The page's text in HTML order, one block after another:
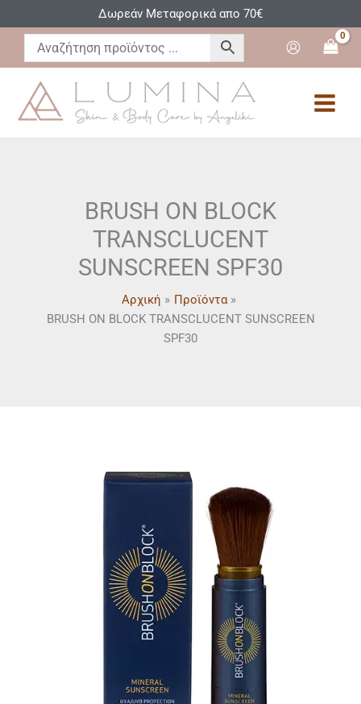
στο
περιεχόμενο
Δωρεάν Μεταφορικά απο 70€
BRUSH ON BLOCK
TRANSCLUCENT
SUNSCREEN SPF30
Αρχική
Προϊόντα
BRUSH ON BLOCK TRANSCLUCENT SUNSCREEN
SPF30